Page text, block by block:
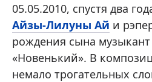
05.05.2010, спустя два
Айзы-Лилуны Ай и
рождения сына музыкант
«Новенький». В
немало трогательных